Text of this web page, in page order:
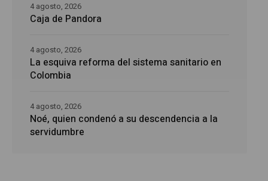
Caja de Pandora
4 agosto, 2026
La esquiva reforma del sistema sanitario en
Colombia
4 agosto, 2026
Noé, quien condenó a su descendencia a la
servidumbre
4 agosto, 2026